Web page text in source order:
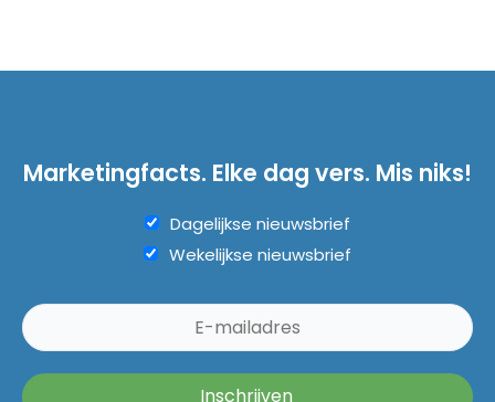
Marketingfacts. Elke dag vers. Mis niks!
Dagelijkse nieuwsbrief
Wekelijkse nieuwsbrief